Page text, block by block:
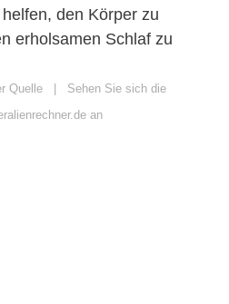
den Körper zu
erholsamen Schlaf zu
Quelle | Sehen Sie sich die
an